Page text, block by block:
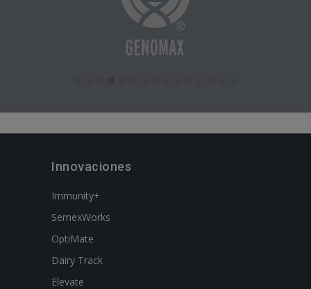
Innovaciones
Immunity+
SemexWorks
OptiMate
Dairy Track
Elevate